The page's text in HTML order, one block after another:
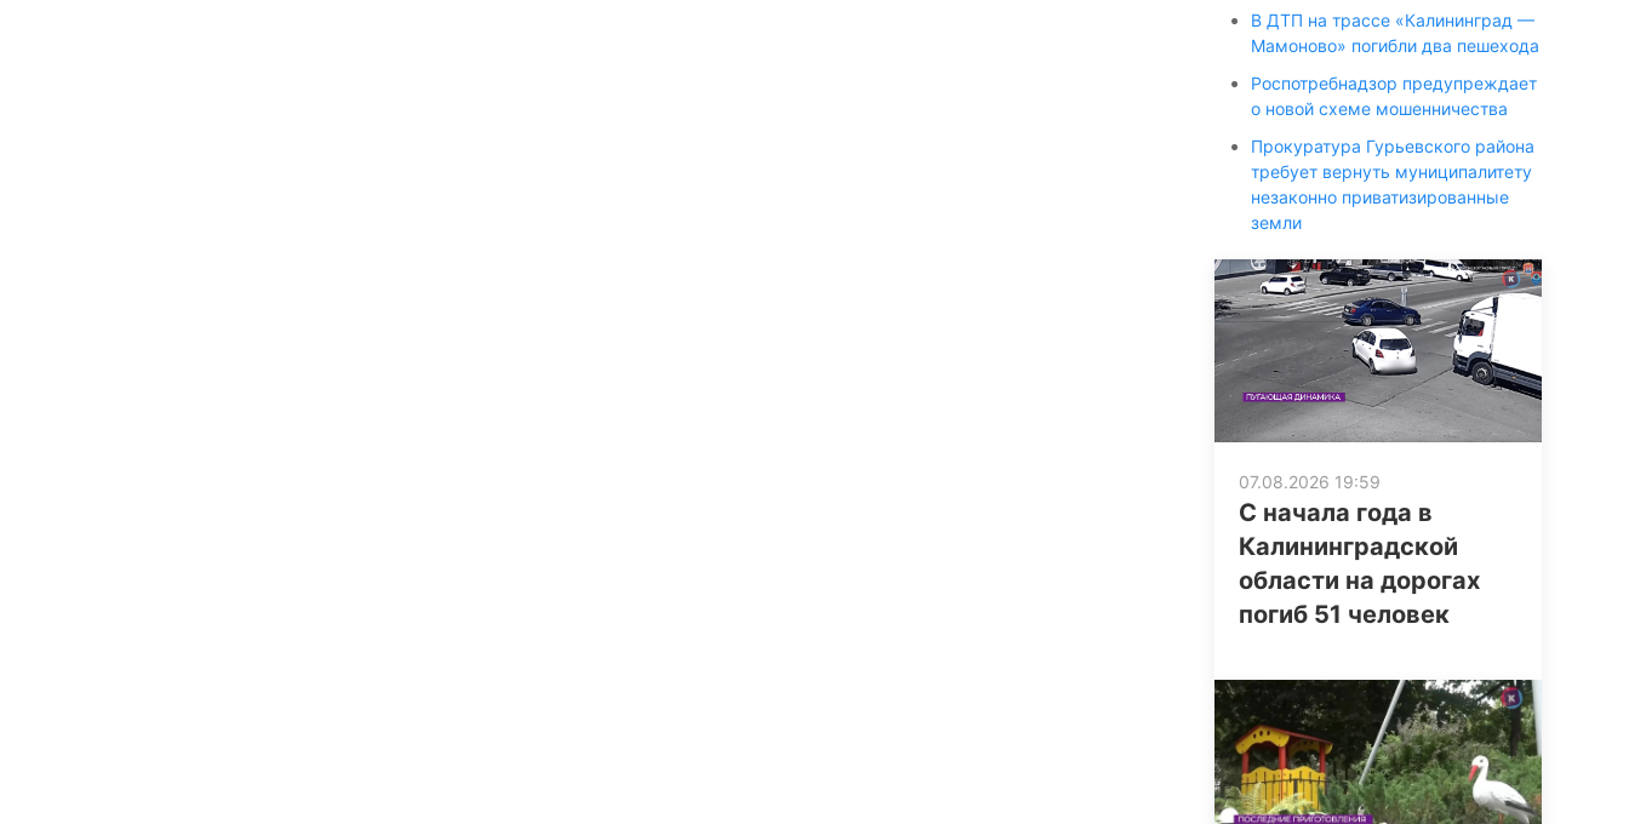
В ДТП на трассе «Калининград —
Мамоново» погибли два пешехода
Роспотребнадзор предупреждает
о новой схеме мошенничества
Прокуратура Гурьевского района
требует вернуть муниципалитету
незаконно приватизированные
земли
07.08.2026 19:59
С начала года в
Калининградской
области на дорогах
погиб 51 человек